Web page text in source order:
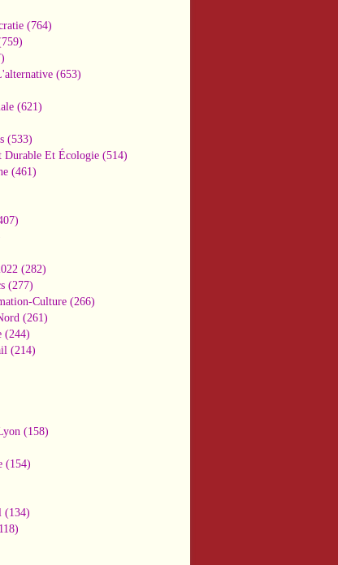
(764)
(653)
(621)
(533)
Durable Et Écologie (514)
(461)
(282)
(277)
Culture (266)
(261)
(244)
(214)
(158)
(154)
(134)